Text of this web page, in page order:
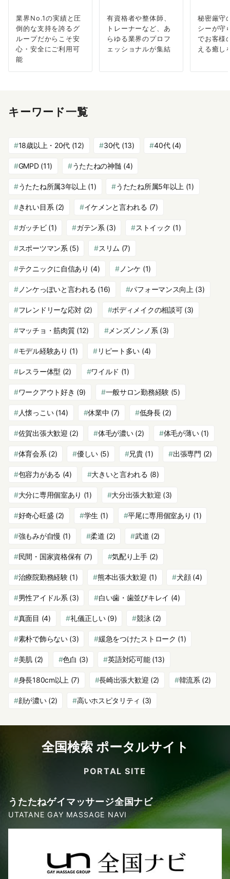
業界No.1の実績と圧
倒的な支持を誇るグ
ループだからこそ安
心・安全にご利用可
能
有資格者や整体師、
トレーナーなど、あ
らゆる業界のプロフ
ェッショナルが集結
秘密厳守
シーが守
でお客様
える癒し
キーワード一覧
18歳以上・20代 (12) 30代 (13) 40代(4)
GMPD(11) うたたねの神髄 (4)
うたたね所属3年以上 (1) うたたね所属5年以上 (1)
きれい目系 (2) イケメンと言われる (7)
ガッチビ(1) ガテン系 (3) ストイック (1)
スポーツマン系 (5) スリム (7)
テクニックに自信あり (4) ノンケ (1)
ノンケっぽいと言われる (16) パフォーマンス向上 (3)
フレンドリーな応対 (2) ボディメイクの相談可(3)
マッチョ・筋肉質(12) メンズノンノ系 (3)
モデル経験あり (1) リピート多い (4)
レスラー体型 (2) ワイルド (1)
ワークアウト好き (9) 一般サロン勤務経験(5)
人懐っこい(14) 休業中 (7) 低身長(2)
佐賀出張大歓迎 (2) 体毛が濃い(2) 体毛が薄い(1)
体育会系 (2) 優しい(5) 兄貴(1) 出張専門 (2)
包容力がある (4) 大きいと言われる (8)
大分に専用個室あり (1) 大分出張大歓迎 (3)
好奇心旺盛 (2) 学生 (1) 平尾に専用個室あり (1)
強もみが自慢 (1) 柔道 (2) 武道 (2)
民間・国家資格保有 (7) 気配り上手(2)
治療院勤務経験(1) 熊本出張大歓迎 (1) 犬顔(4)
男性アイドル系 (3) 白い歯・歯並びキレイ (4)
真面目 (4) 礼儀正しい(9) 競泳 (2)
素朴で飾らない(3) 緩急をつけたストローク (1)
美肌 (2) 色白 (3) 英語対応可能(13)
身長180cm以上 (7) 長崎出張大歓迎 (2) 韓流系 (2)
顔が濃い(2) 高いホスピタリティ (3)
全国検索 ポータルサイト
PORTAL SITE
うたたねゲイマッサージ全国ナビ
UTATANE GAY MASSAGE NAVI